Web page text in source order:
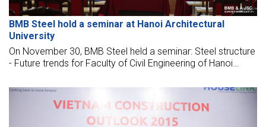
BMB Steel hold a seminar at Hanoi Architectural
University
On November 30, BMB Steel held a seminar: Steel structure
- Future trends for Faculty of Civil Engineering of Hanoi